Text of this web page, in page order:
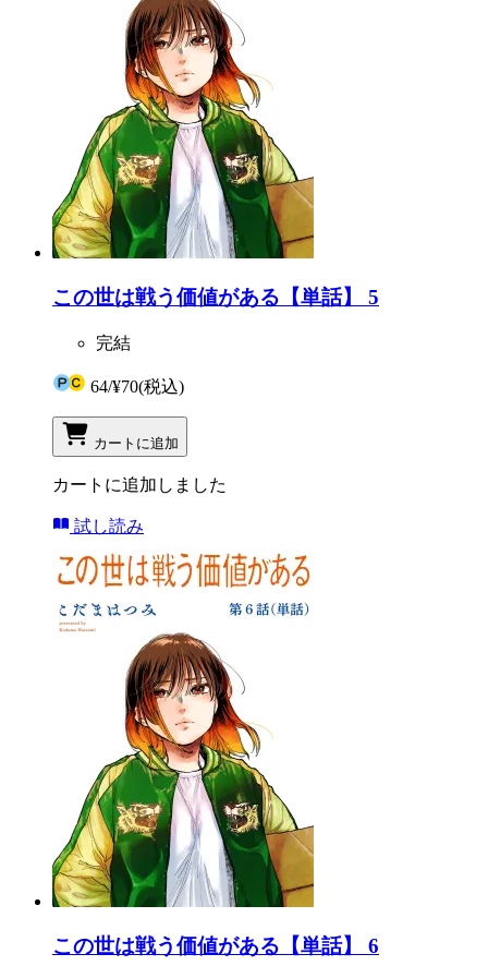
この世は戦う価値がある【単話】 5
完結
64/¥70(税込)
カートに追加
カートに追加しました
試し読み
この世は戦う価値がある【単話】 6